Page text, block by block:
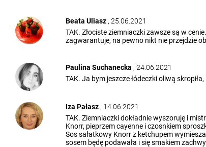
Beata Uliasz , 25.06.2021
TAK. Złociste ziemniaczki zawsze są w
zagwarantuje, na pewno nikt nie przejdzie
Paulina Suchanecka , 24.06.2021
TAK. Ja bym jeszcze łódeczki oliwą
Iza Pałasz , 14.06.2021
TAK. Ziemniaczki dokładnie wyszoruję i
Knorr, pieprzem cayenne i czosnkiem
Sos sałatkowy Knorr z ketchupem
sosem będę podawała i się smakiem